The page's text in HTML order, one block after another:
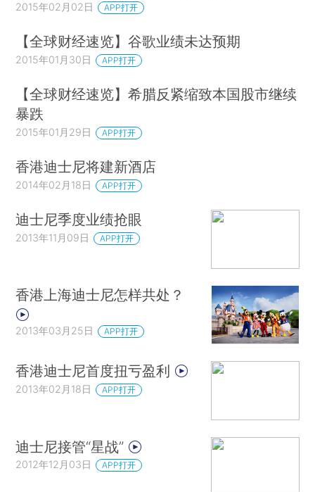
2015年02月02日 APP打开
【全球财经速览】谷歌业绩未达预期
2015年01月30日 APP打开
【全球财经速览】希腊反紧缩致本国股市继续
暴跌
2015年01月29日 APP打开
香港迪士尼将建新酒店
2014年02月18日 APP打开
迪士尼季度业绩抢眼
2013年11月09日 APP打开
香港上海迪士尼怎样共处？
2013年03月25日 APP打开
香港迪士尼首度扭亏盈利
2013年02月18日 APP打开
迪士尼接管“星战”
2012年12月03日 APP打开